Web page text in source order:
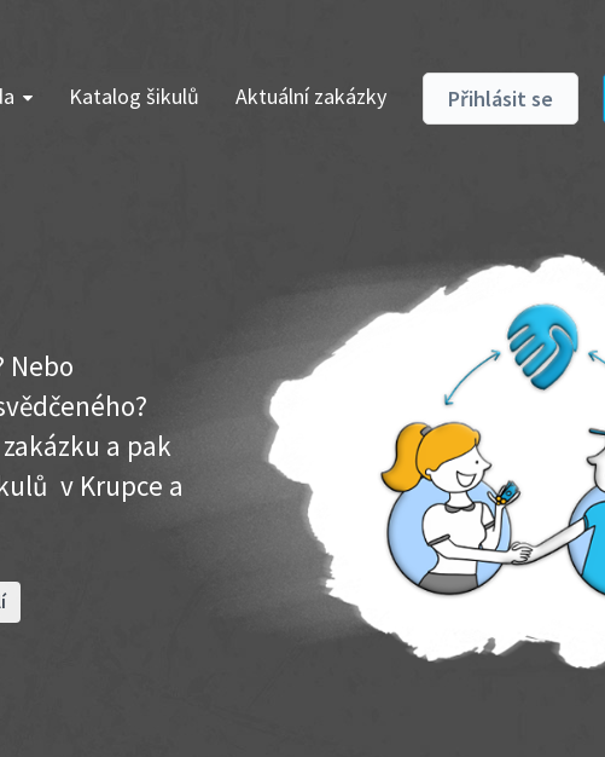
Katalog šikulů Aktuální zakázky Přihlásit se
Nebo
a pak
v Krupce a